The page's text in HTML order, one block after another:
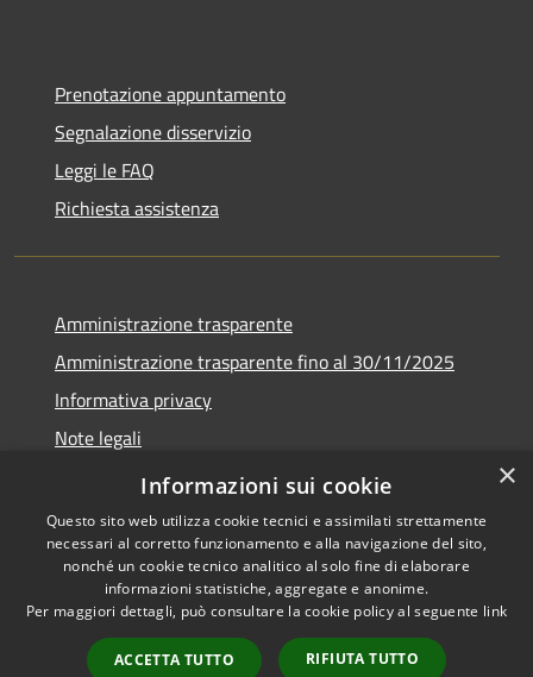
Prenotazione appuntamento
Segnalazione disservizio
Leggi le FAQ
Richiesta assistenza
Amministrazione trasparente
Amministrazione trasparente fino al 30/11/2025
Informativa privacy
Note legali
Dichiarazione di accessibilità
Accessibilità
Copyright © 2026 • Comune di
Ponteranica • Powered by
Municipium•
Accesso
×
Informazioni sui cookie
Questo sito web utilizza cookie tecnici e assimilati strettamente
necessari al corretto funzionamento e alla navigazione del sito,
nonché un cookie tecnico analitico al solo fine di elaborare
informazioni statistiche, aggregate e anonime.
Per maggiori dettagli, può consultare la cookie policy al seguente link
ACCETTA TUTTO RIFIUTA TUTTO